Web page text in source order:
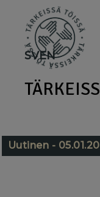
main
content
SVEN
Uutinen -